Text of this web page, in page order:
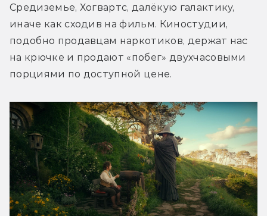
Средиземье, Хогвартс, далёкую галактику,
иначе как сходив на фильм. Киностудии,
подобно продавцам наркотиков, держат нас
на крючке и продают «побег» двухчасовыми
порциями по доступной цене.